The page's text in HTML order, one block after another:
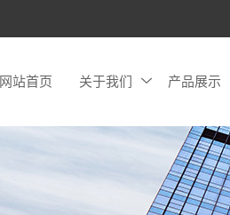
网站首页 关于我们 产品展示